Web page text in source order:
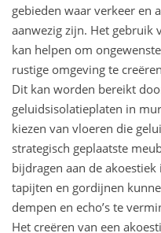
gebieden waar verkeer en
aanwezig zijn. Het gebruik
kan helpen om
rustige omgeving te
Dit kan worden bereikt
geluidsisolatieplaten in
kiezen van vloeren die
strategisch geplaatste
bijdragen aan de
tapijten en gordijnen
dempen en echo’s te
Het creëren van een